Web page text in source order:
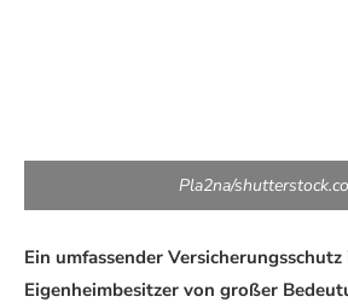
Pla2na/
Ein umfassender
Eigenheimbesitzer von großer